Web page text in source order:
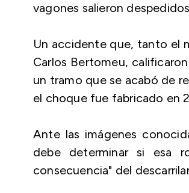
vagones salieron
Un accidente que, tanto el
Carlos Bertomeu,
un tramo que se acabó de
el choque fue fabricado en
Ante las imágenes
debe determinar si esa
consecuencia" del